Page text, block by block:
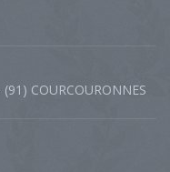
COURCOURONNES